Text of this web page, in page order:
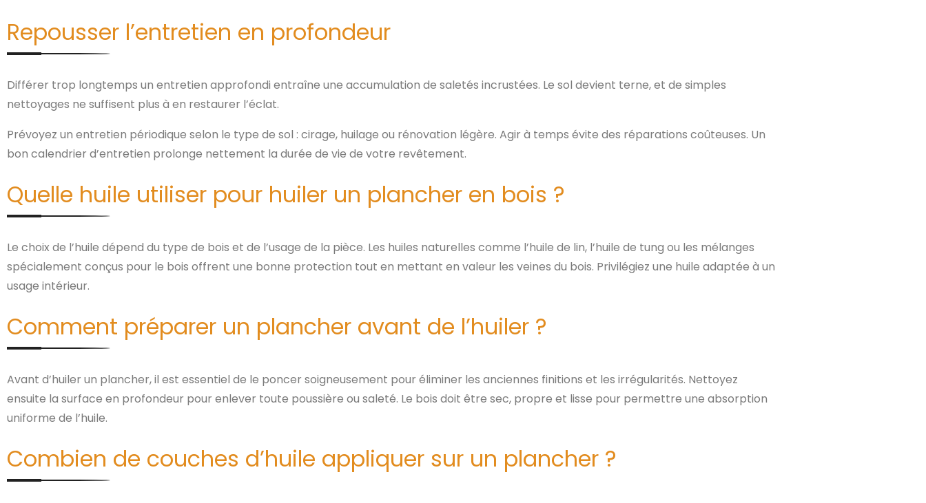
Repousser l’entretien en profondeur
Différer trop longtemps un entretien approfondi entraîne une accumulation de saletés incrustées. Le sol devient terne, et de simples
nettoyages ne suffisent plus à en restaurer l’éclat.
Prévoyez un entretien périodique selon le type de sol : cirage, huilage ou rénovation légère. Agir à temps évite des réparations coûteuses. Un
bon calendrier d’entretien prolonge nettement la durée de vie de votre revêtement.
Quelle huile utiliser pour huiler un plancher en bois ?
Le choix de l’huile dépend du type de bois et de l’usage de la pièce. Les huiles naturelles comme l’huile de lin, l’huile de tung ou les mélanges
spécialement conçus pour le bois offrent une bonne protection tout en mettant en valeur les veines du bois. Privilégiez une huile adaptée à un
usage intérieur.
Comment préparer un plancher avant de l’huiler ?
Avant d’huiler un plancher, il est essentiel de le poncer soigneusement pour éliminer les anciennes finitions et les irrégularités. Nettoyez
ensuite la surface en profondeur pour enlever toute poussière ou saleté. Le bois doit être sec, propre et lisse pour permettre une absorption
uniforme de l’huile.
Combien de couches d’huile appliquer sur un plancher ?